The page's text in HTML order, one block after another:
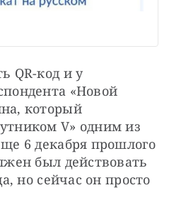
QR-код и у
«Новой
газеты» Ивана Жилина, который
V» одним из
6 декабря прошлого
был действовать
но сейчас он просто